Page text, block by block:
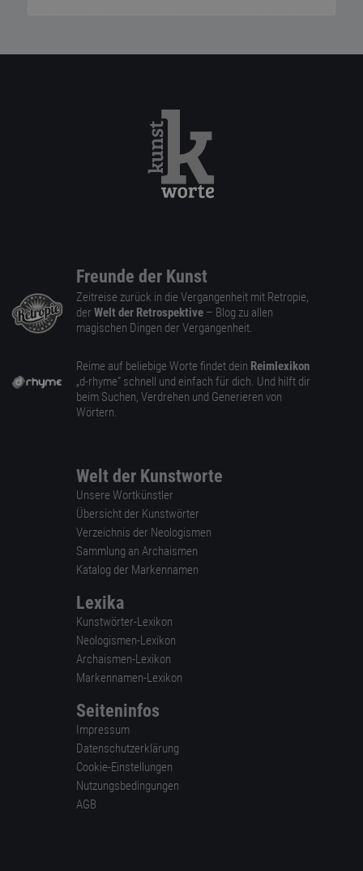
Freunde der Kunst
Zeitreise zurück in die Vergangenheit mit Retropie,
der Welt der Retrospektive – Blog zu allen
magischen Dingen der Vergangenheit.
Reime auf beliebige Worte findet dein Reimlexikon
„d-rhyme” schnell und einfach für dich. Und hilft dir
beim Suchen, Verdrehen und Generieren von
Wörtern.
Welt der Kunstworte
Unsere Wortkünstler
Übersicht der Kunstwörter
Verzeichnis der Neologismen
Sammlung an Archaismen
Katalog der Markennamen
Lexika
Kunstwörter-Lexikon
Neologismen-Lexikon
Archaismen-Lexikon
Markennamen-Lexikon
Seiteninfos
Impressum
Datenschutzerklärung
Cookie-Einstellungen
Nutzungsbedingungen
AGB